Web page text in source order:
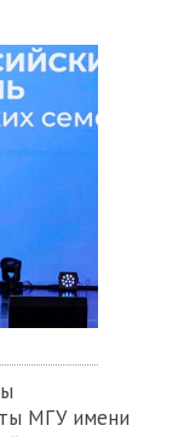
МГУ имени